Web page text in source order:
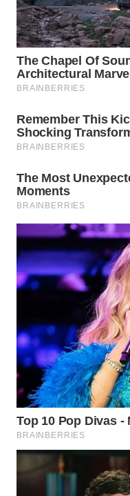
SUMEDANG
WN
CIANJUR
KEPULAUAN
SERIBU
TANGERANG
BINJAI
WN
CIREBON
WN
INDRAMAYU
WN
KUNINGAN
WN
MAJALENGKA
WN